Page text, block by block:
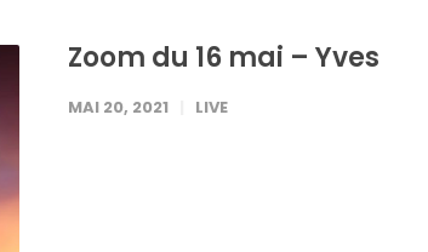
Zoom du 16 mai – Yves
MAI 20, 2021 LIVE